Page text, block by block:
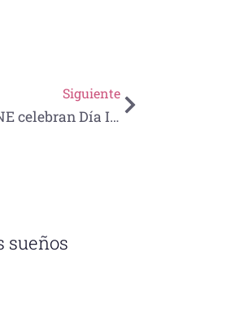
Siguiente
Alumnos de Prepa UNE celebran Día Internacional de la Felicidad
sueños